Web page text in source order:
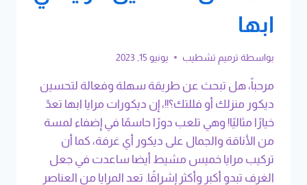
ابها
بواسطة ترميم تشطيب يونيو 15, 2023
مرحباً، هل تبحث عن طريقة سهلة وفعالة لتحسين
ديكور منزلك أو فللتك؟!!، إن ديكورات مرايا ابها تعدّ
خيارًا مثاليًا! وهي تلعب دورًا حاسمًا في إضفاء لمسة
من الأناقة والجمال على ديكور أي غرفة، كما أن
تركيب مرايا خميس مشيط أيضا ساعدت في جعل
الغرف تبدو أكبر وأكثر إشراقًا. تعد المرايا من العناصر